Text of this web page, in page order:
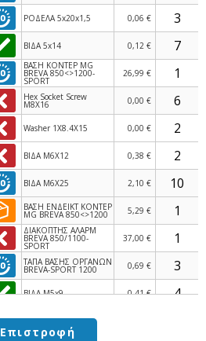
ΡΟΔΕΛΑ 5x20x1,5 0,06 €
ΒΙΔΑ 5x14 0,12 €
ΒΑΣΗ ΚΟΝΤΕΡ MG
BREVA 850<>1200-
SPORT
26,99 €
Hex Socket Screw
M8X16 0,00 €
Washer 1X8.4X15 0,00 €
ΒΙΔΑ M6Χ12 0,38 €
ΒΙΔΑ M6Χ25 2,10 €
ΒΑΣΗ ΕΝΔΕΙΚΤ ΚΟΝΤΕΡ
MG BREVA 850<>1200 5,29 €
ΔΙΑΚΟΠΤΗΣ ΑΛΑΡΜ
BREVA 850/1100-
SPORT
37,00 €
ΤΑΠΑ ΒΑΣΗΣ ΟΡΓΑΝΩΝ
BREVA-SPORT 1200 0,69 €
ΒΙΔΑ M5x9 0,41 €
Plate
Επιστροφή